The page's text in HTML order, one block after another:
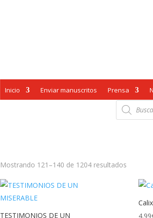
Inicio Enviar manuscritos Prensa
Búsqueda
de
productos
Mostrando 121–140 de 1204 resultados
TESTIMONIOS DE UN
4.99